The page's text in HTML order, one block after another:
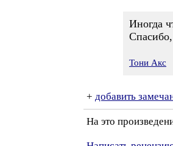
Иногда
Тони Акс
+ добавить
На это